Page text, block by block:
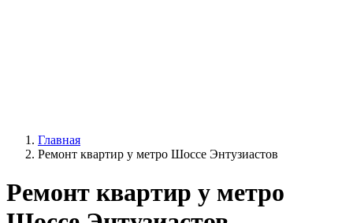
Главная
Ремонт квартир у метро Шоссе Энтузиастов
Ремонт квартир у метро